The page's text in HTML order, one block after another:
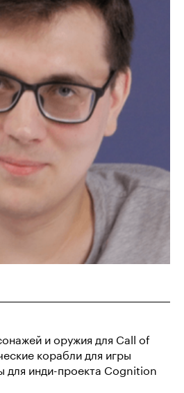
и оружия для Call of
корабли для игры
для инди-проекта Cognition